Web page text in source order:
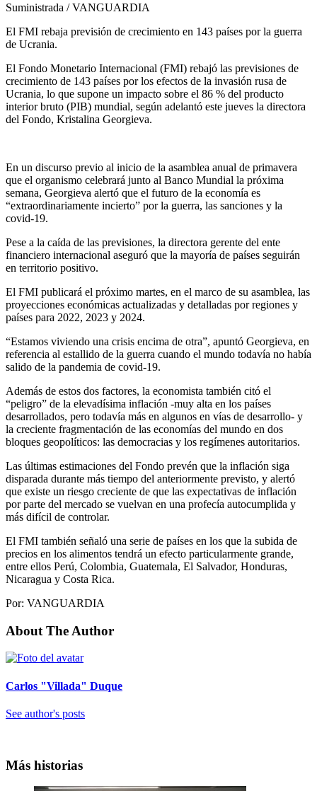
Suministrada / VANGUARDIA
El FMI rebaja previsión de crecimiento en 143 países por la guerra
de Ucrania.
El Fondo Monetario Internacional (FMI) rebajó las previsiones de
crecimiento de 143 países por los efectos de la invasión rusa de
Ucrania, lo que supone un impacto sobre el 86 % del producto
interior bruto (PIB) mundial, según adelantó este jueves la directora
del Fondo, Kristalina Georgieva.
En un discurso previo al inicio de la asamblea anual de primavera
que el organismo celebrará junto al Banco Mundial la próxima
semana, Georgieva alertó que el futuro de la economía es
“extraordinariamente incierto” por la guerra, las sanciones y la
covid-19.
Pese a la caída de las previsiones, la directora gerente del ente
financiero internacional aseguró que la mayoría de países seguirán
en territorio positivo.
El FMI publicará el próximo martes, en el marco de su asamblea, las
proyecciones económicas actualizadas y detalladas por regiones y
países para 2022, 2023 y 2024.
“Estamos viviendo una crisis encima de otra”, apuntó Georgieva, en
referencia al estallido de la guerra cuando el mundo todavía no había
salido de la pandemia de covid-19.
Además de estos dos factores, la economista también citó el
“peligro” de la elevadísima inflación -muy alta en los países
desarrollados, pero todavía más en algunos en vías de desarrollo- y
la creciente fragmentación de las economías del mundo en dos
bloques geopolíticos: las democracias y los regímenes autoritarios.
Las últimas estimaciones del Fondo prevén que la inflación siga
disparada durante más tiempo del anteriormente previsto, y alertó
que existe un riesgo creciente de que las expectativas de inflación
por parte del mercado se vuelvan en una profecía autocumplida y
más difícil de controlar.
El FMI también señaló una serie de países en los que la subida de
precios en los alimentos tendrá un efecto particularmente grande,
entre ellos Perú, Colombia, Guatemala, El Salvador, Honduras,
Nicaragua y Costa Rica.
Por: VANGUARDIA
About The Author
Carlos "Villada" Duque
See author's posts
Más historias